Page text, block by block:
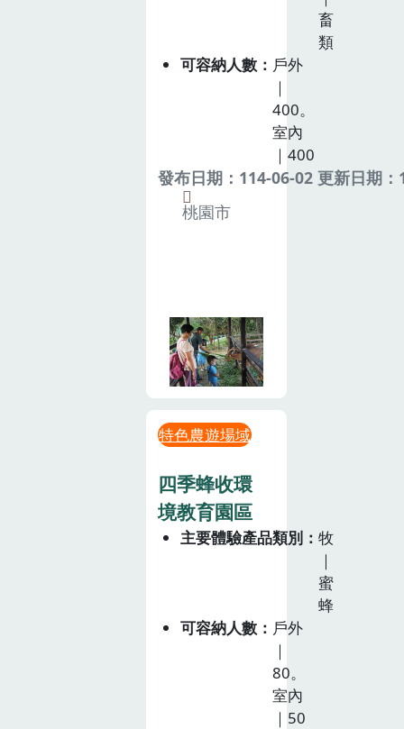
畜
類
可容納人數
戶外
｜
400。
室內
｜400
發布日期：114-06-02 更新日期
桃園市
特色農遊場域
四季蜂收環
境教育園區
主要體驗產品類別
牧
｜
蜜
蜂
可容納人數
戶外
｜
80。
室內
｜50